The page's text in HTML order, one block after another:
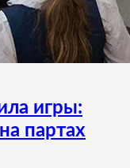
игры:
партах